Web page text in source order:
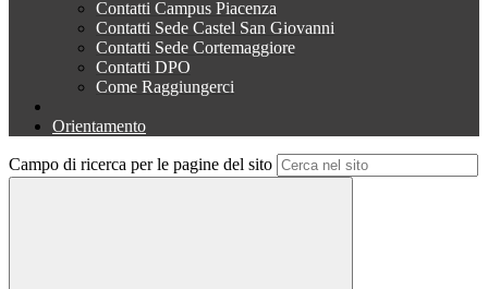
Contatti Campus Piacenza
Contatti Sede Castel San Giovanni
Contatti Sede Cortemaggiore
Contatti DPO
Come Raggiungerci
Orientamento
Campo di ricerca per le pagine del sito